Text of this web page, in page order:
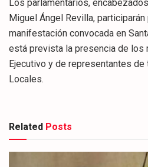
Los parlamentarios,
Miguel Ángel Revilla,
manifestación convocada en
está prevista la presencia de los
Ejecutivo y de representantes
Locales.
Related Posts